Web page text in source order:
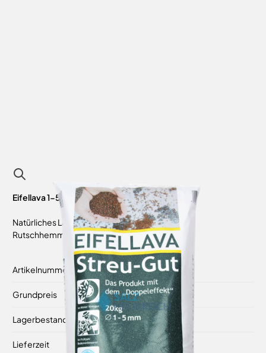
Eifellava 1-5 mm im 20 kg Sack
Natürliches Lavagestein zum Abstumpfen und
Rutschhemmung bei Eisbildung.
Artikelnummer 35120
Grundpreis 0,35 €/ 1 kg
Lagerbestand Auf Lager
Lieferzeit 1-2 Werktage